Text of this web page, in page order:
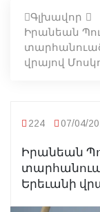
Գլխավոր
Իրանեան
վրայով
224 07/04/
Իրանեան
Երեւանի